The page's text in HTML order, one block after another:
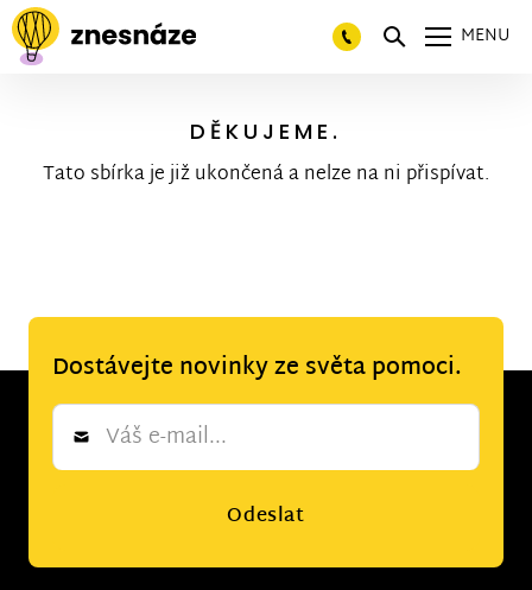
MENU
DĚKUJEME.
Tato sbírka je již ukončená a nelze na ni přispívat.
Dostávejte novinky ze světa pomoci.
Newsletter
Odeslat